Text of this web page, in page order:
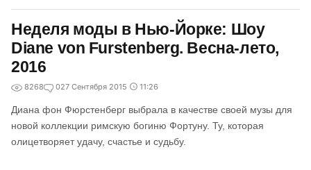
Неделя моды в Нью-Йорке: Шоу
Diane von Furstenberg. Весна-лето,
2016
8268 027 Сентября 2015 11:26
Диана фон Фюрстенберг выбрала в качестве своей музы для
новой коллекции римскую богиню Фортуну. Ту, которая
олицетворяет удачу, счастье и судьбу.